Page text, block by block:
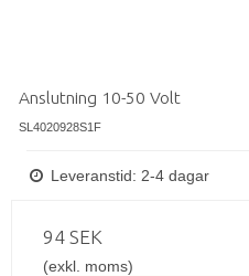
Anslutning 10-50 Volt
SL4020928S1F
Leveranstid: 2-4 dagar
94 SEK
(exkl. moms)